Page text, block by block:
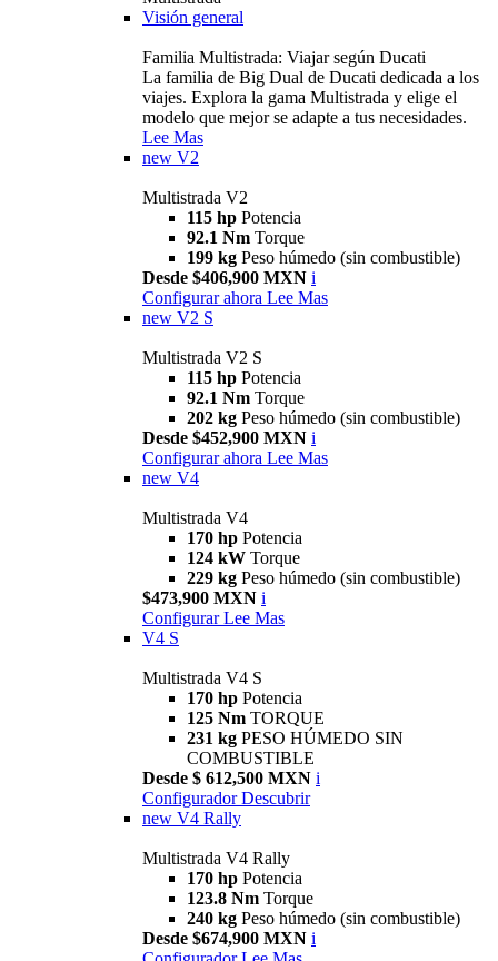
Visión general
Familia Multistrada: Viajar según Ducati
La familia de Big Dual de Ducati dedicada a los
viajes. Explora la gama Multistrada y elige el
modelo que mejor se adapte a tus necesidades.
Lee Mas
new V2
Multistrada V2
115 hp Potencia
92.1 Nm Torque
199 kg Peso húmedo (sin combustible)
Desde $406,900 MXN i
Configurar ahora Lee Mas
new V2 S
Multistrada V2 S
115 hp Potencia
92.1 Nm Torque
202 kg Peso húmedo (sin combustible)
Desde $452,900 MXN i
Configurar ahora Lee Mas
new V4
Multistrada V4
170 hp Potencia
124 kW Torque
229 kg Peso húmedo (sin combustible)
$473,900 MXN i
Configurar Lee Mas
V4 S
Multistrada V4 S
170 hp Potencia
125 Nm TORQUE
231 kg PESO HÚMEDO SIN
COMBUSTIBLE
Desde $ 612,500 MXN i
Configurador Descubrir
new V4 Rally
Multistrada V4 Rally
170 hp Potencia
123.8 Nm Torque
240 kg Peso húmedo (sin combustible)
Desde $674,900 MXN i